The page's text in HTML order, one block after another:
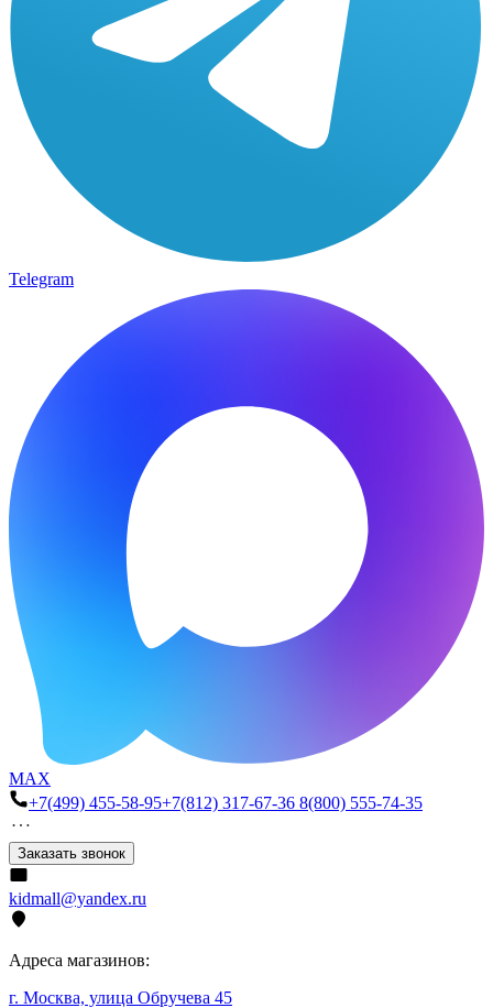
Telegram
MAX
+7(499) 455-58-95+7(812) 317-67-36 8(800) 555-74-35
Заказать звонок
kidmall@yandex.ru
Адреса магазинов:
г. Москва, улица Обручева 45